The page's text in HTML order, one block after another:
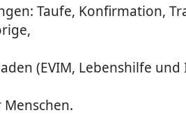
Taufe, Konfirmation,
(EVIM, Lebenshilfe und